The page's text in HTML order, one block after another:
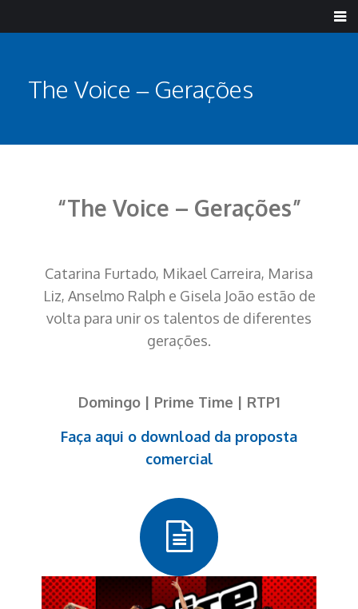
The Voice – Gerações
“The Voice – Gerações”
Catarina Furtado, Mikael Carreira, Marisa
Liz, Anselmo Ralph e Gisela João estão de
volta para unir os talentos de diferentes
gerações.
Domingo | Prime Time | RTP1
Faça aqui o download da proposta
comercial